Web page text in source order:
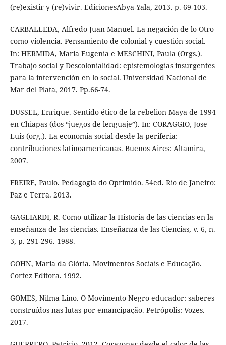
(re)existir y (re)vivir. EdicionesAbya-Yala, 2013. p. 69-103.
CARBALLEDA, Alfredo Juan Manuel. La negación de lo Otro
como violencia. Pensamiento de colonial y cuestión social.
In: HERMIDA, Maria Eugenia e MESCHINI, Paula (Orgs.).
Trabajo social y Descolonialidad: epistemologias insurgentes
para la intervención en lo social. Universidad Nacional de
Mar del Plata, 2017. Pp.66-74.
DUSSEL, Enrique. Sentido ético de la rebelion Maya de 1994
en Chiapas (dos “juegos de lenguaje”). In: CORAGGIO, Jose
Luis (org.). La economia social desde la periferia:
contribuciones latinoamericanas. Buenos Aires: Altamira,
2007.
FREIRE, Paulo. Pedagogia do Oprimido. 54ed. Rio de Janeiro:
Paz e Terra. 2013.
GAGLIARDI, R. Como utilizar la Historia de las ciencias en la
enseñanza de las ciencias. Enseñanza de las Ciencias, v. 6, n.
3, p. 291-296. 1988.
GOHN, Maria da Glória. Movimentos Sociais e Educação.
Cortez Editora. 1992.
GOMES, Nilma Lino. O Movimento Negro educador: saberes
construídos nas lutas por emancipação. Petrópolis: Vozes.
2017.